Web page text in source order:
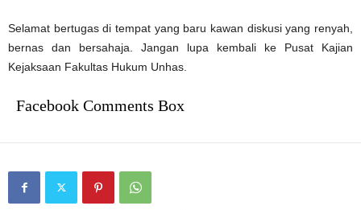
Selamat bertugas di tempat yang baru kawan diskusi yang renyah,
bernas dan bersahaja. Jangan lupa kembali ke Pusat Kajian
Kejaksaan Fakultas Hukum Unhas.
Facebook Comments Box